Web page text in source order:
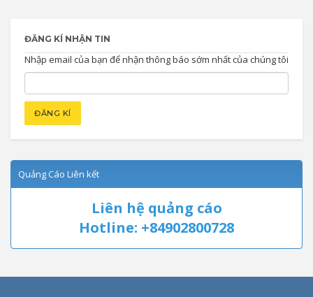
ĐĂNG KÍ NHẬN TIN
Nhập email của bạn để nhận thông báo sớm nhất của chúng tôi
Quảng Cáo Liên kết
Liên hệ quảng cáo
Hotline: +84902800728